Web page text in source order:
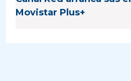
Movistar Plus+